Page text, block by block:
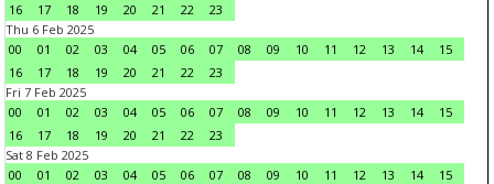
16
17 18 19 20 21 22
23
Thu 6 Feb 2025
00
01 02 03 04 05 06 07 08 09 10 11 12 13 14
15
16
17 18 19 20 21 22
23
Fri 7 Feb 2025
00
01 02 03 04 05 06 07 08 09 10 11 12 13 14
15
16
17 18 19 20 21 22
23
Sat 8 Feb 2025
00
01 02 03 04 05 06 07 08 09 10 11 12 13 14
15